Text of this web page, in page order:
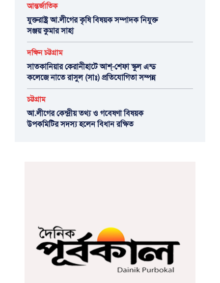
আন্তর্জাতিক
যুক্তরাষ্ট্র আ.লীগের কৃষি বিষয়ক সম্পাদক নিযুক্ত
সঞ্জয় কুমার সাহা
দক্ষিন চট্টগ্রাম
সাতকানিয়ার কেরানীহাটে আশ্-শেফা স্কুল এন্ড
কলেজে নাতে রাসুল (সাঃ) প্রতিযোগিতা সম্পন্ন
চট্টগ্রাম
আ.লীগের কেন্দ্রীয় তথ্য ও গবেষণা বিষয়ক
উপকমিটির সদস্য হলেন বিধান রক্ষিত